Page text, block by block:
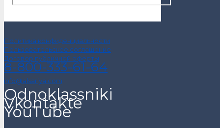
Политика конфиденциальности
Пользовательское соглашение
Договор публичной оферты
8-800-333-61-64
info@alsariya.com
Odnoklassniki
Vkontakte
YouTube